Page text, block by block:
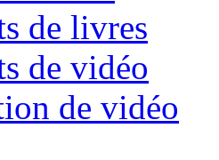
de livres
de vidéo
de vidéo